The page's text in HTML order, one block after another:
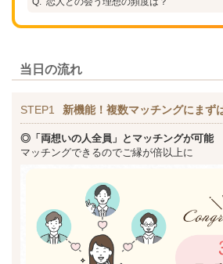
当日の流れ
STEP1 新機能！複数マッチングにまず
◎「両想いの人全員」とマッチングが可能
マッチングできるのでご縁が倍以上に